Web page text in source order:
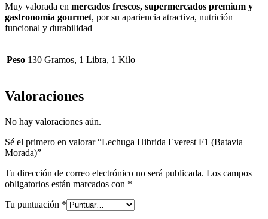
Muy valorada en mercados frescos, supermercados premium y
gastronomía gourmet, por su apariencia atractiva, nutrición
funcional y durabilidad
Peso 130 Gramos, 1 Libra, 1 Kilo
Valoraciones
No hay valoraciones aún.
Sé el primero en valorar “Lechuga Hibrida Everest F1 (Batavia
Morada)”
Tu dirección de correo electrónico no será publicada. Los campos
obligatorios están marcados con *
Tu puntuación *